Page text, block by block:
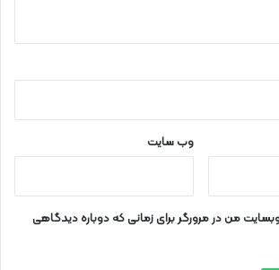
وب‌ سایت
من در مرورگر برای زمانی که دوباره دیدگاهی